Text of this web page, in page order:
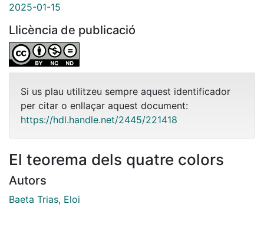
2025-01-15
Llicència de publicació
Si us plau utilitzeu sempre aquest identificador
per citar o enllaçar aquest document:
https://hdl.handle.net/2445/221418
El teorema dels quatre colors
Autors
Baeta Trias, Eloi